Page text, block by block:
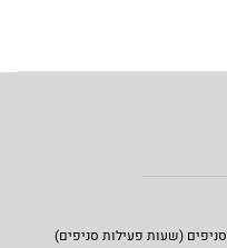
סניפים (שעות פעילות סניפים)